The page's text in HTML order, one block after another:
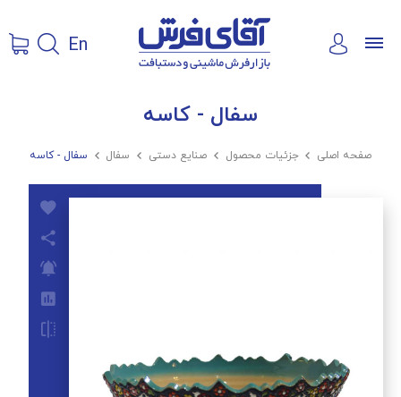
En
سفال - کاسه
صفحه اصلی  جزئیات محصول  صنایع دستی  سفال  سفال - کاسه